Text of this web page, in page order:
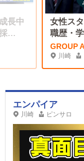
長中
女性ス
職歴・
万円
GROUP
川崎
エンパイア
川崎 ピンサロ